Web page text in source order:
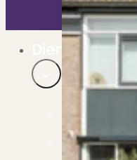
Bekijk ons
Nieuwbouw
De toekomst, te
Diensten
Verkoop
Begeleiding
Aankoop